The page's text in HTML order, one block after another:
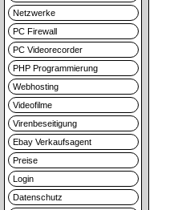
Netzwerke
PC Firewall
PC Videorecorder
PHP Programmierung
Webhosting
Videofilme
Virenbeseitigung
Ebay Verkaufsagent
Preise
Login
Datenschutz